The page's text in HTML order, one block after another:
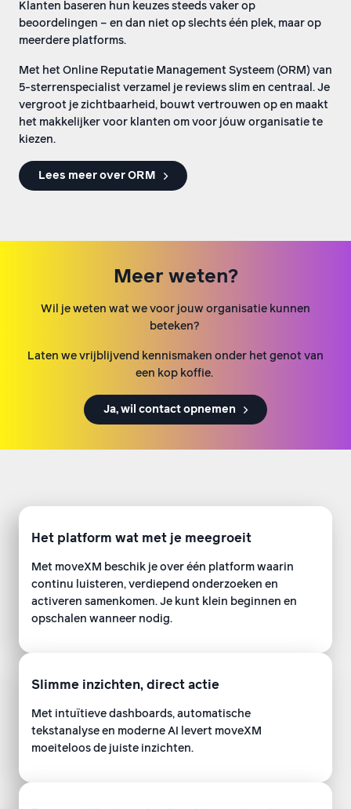
Klanten baseren hun keuzes steeds vaker op
beoordelingen – en dan niet op slechts één plek, maar op
meerdere platforms.
Met het Online Reputatie Management Systeem (ORM) van
5-sterrenspecialist verzamel je reviews slim en centraal. Je
vergroot je zichtbaarheid, bouwt vertrouwen op en maakt
het makkelijker voor klanten om voor jóuw organisatie te
kiezen.
Lees meer over ORM
Meer weten?
Wil je weten wat we voor jouw organisatie kunnen
beteken?
Laten we vrijblijvend kennismaken onder het genot van
een kop koffie.
Ja, wil contact opnemen
Het platform wat met je meegroeit
Met moveXM beschik je over één platform waarin
continu luisteren, verdiepend onderzoeken en
activeren samenkomen. Je kunt klein beginnen en
opschalen wanneer nodig.
Slimme inzichten, direct actie
Met intuïtieve dashboards, automatische
tekstanalyse en moderne AI levert moveXM
moeiteloos de juiste inzichten.